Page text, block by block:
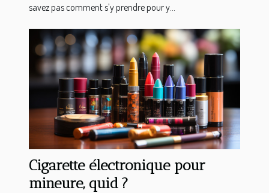
savez pas comment s’y prendre pour y...
Cigarette électronique pour
mineure, quid ?